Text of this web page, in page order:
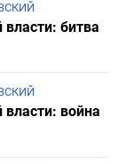
власти: битва
власти: война